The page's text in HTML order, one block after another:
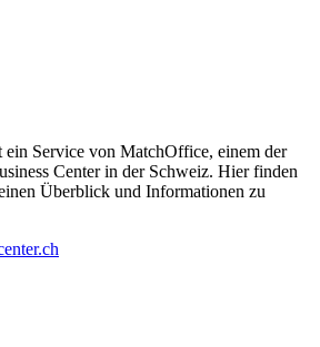
ein Service von MatchOffice, einem der
Center in der Schweiz. Hier finden
Überblick und Informationen zu